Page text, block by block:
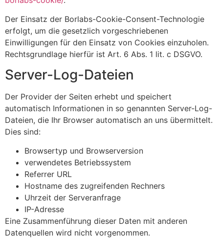
Der Einsatz der Borlabs-Cookie-Consent-Technologie
erfolgt, um die gesetzlich vorgeschriebenen
Einwilligungen für den Einsatz von Cookies einzuholen.
Rechtsgrundlage hierfür ist Art. 6 Abs. 1 lit. c DSGVO.
Server-Log-Dateien
Der Provider der Seiten erhebt und speichert
automatisch Informationen in so genannten Server-Log-
Dateien, die Ihr Browser automatisch an uns übermittelt.
Dies sind:
Browsertyp und Browserversion
verwendetes Betriebssystem
Referrer URL
Hostname des zugreifenden Rechners
Uhrzeit der Serveranfrage
IP-Adresse
Eine Zusammenführung dieser Daten mit anderen
Datenquellen wird nicht vorgenommen.